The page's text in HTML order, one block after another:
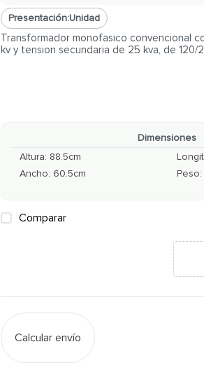
Presentación:Unidad
Transformador monofasico convencional
kv y tension secundaria de 25 kva, de
Dimensiones
Altura: 88.5cm
Ancho: 60.5cm Peso:
Comparar
Calcular envío